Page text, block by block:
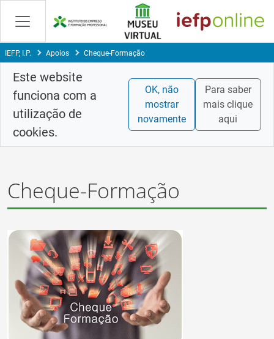
Skip
Content
IEFP, I.P. Apoios Cheque-Formação
Este website
funciona com a
utilização de
cookies.
OK, não
mostrar
novamente
Para saber
mais clique
aqui
Cheque-Formação